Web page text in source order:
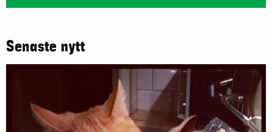
Senaste nytt